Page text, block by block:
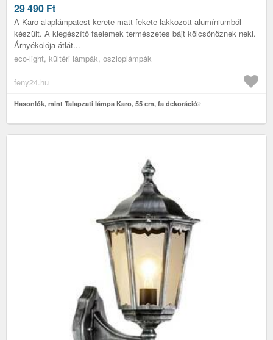
29 490 Ft
A Karo alaplámpatest kerete matt fekete lakkozott alumíniumból
készült. A kiegészítő faelemek természetes bájt kölcsönöznek neki.
Árnyékolója átlát...
eco-light, kültéri lámpák, oszloplámpák
feny24.hu
Hasonlók, mint Talapzati lámpa Karo, 55 cm, fa dekoráció